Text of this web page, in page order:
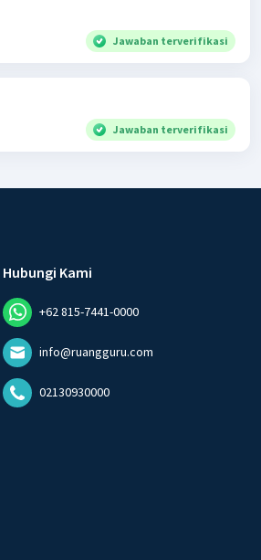
Jawaban terverifikasi
Jawaban terverifikasi
Hubungi Kami
+62 815-7441-0000
info@ruangguru.com
02130930000